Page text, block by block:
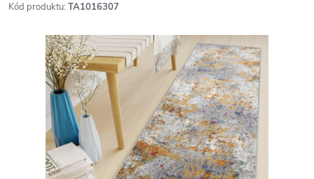
Kód produktu: TA1016307